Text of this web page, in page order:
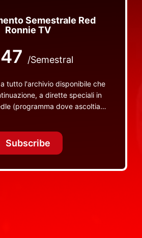
Semestrale Red
Ronnie TV
47 /Semestral
tutto l'archivio disponibile che
a dirette speciali in
(programma dove ascoltiamo
da nessuna altra parte
Subscribe